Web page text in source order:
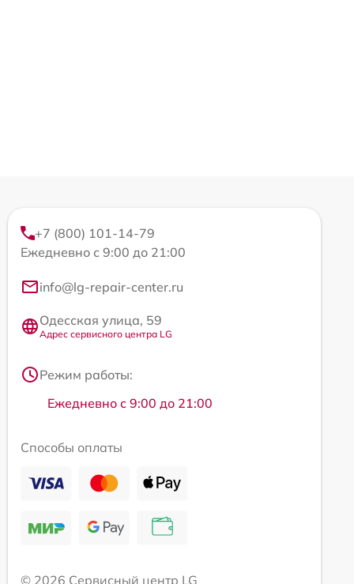
+7 (800) 101-14-79
Ежедневно с 9:00 до 21:00
info@lg-repair-center.ru
Одесская улица, 59
Адрес сервисного центра LG
Режим работы:
Ежедневно с 9:00 до 21:00
Способы оплаты
© 2026 Сервисный центр LG